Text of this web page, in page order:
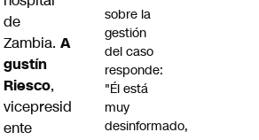
de
Zambia. A
gustín
Riesco,
vicepresid
ente
sobre la
gestión
del caso
responde:
"Él está
muy
desinformado,